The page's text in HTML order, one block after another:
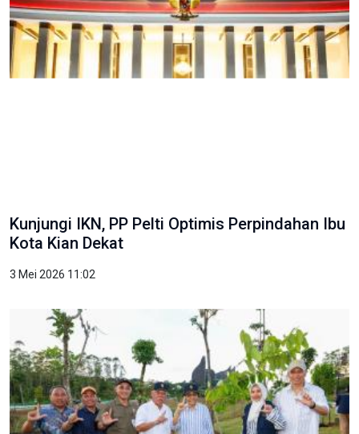
Kunjungi IKN, PP Pelti Optimis Perpindahan Ibu
Kota Kian Dekat
3 Mei 2026 11:02